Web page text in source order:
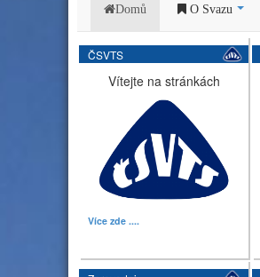
Domů O Svazu
ČSVTS
Vítejte na stránkách
Více zde ....